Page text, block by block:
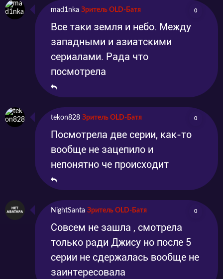
mad1nka Зритель OLD-Батя 0
Все таки земля и небо. Между
западными и азиатскими
сериалами. Рада что
посмотрела
tekon828 Зритель OLD-Батя 0
Посмотрела две серии, как-то
вообще не зацепило и
непонятно че происходит
NightSanta Зритель OLD-Батя 0
Совсем не зашла , смотрела
только ради Джису но после 5
серии не сдержалась вообще не
заинтересовала